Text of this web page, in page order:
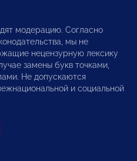
модерацию. Согласно
мы не
нецензурную лексику
замены букв точками,
Не допускаются
и социальной